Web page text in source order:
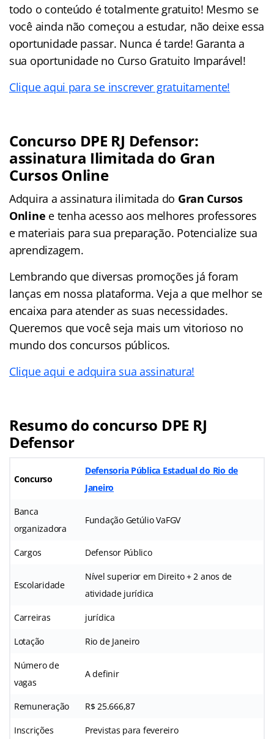
todo o conteúdo é totalmente gratuito! Mesmo se
você ainda não começou a estudar, não deixe essa
oportunidade passar. Nunca é tarde! Garanta a
sua oportunidade no Curso Gratuito Imparável!
Clique aqui para se inscrever gratuitamente!
Concurso DPE RJ Defensor:
assinatura Ilimitada do Gran
Cursos Online
Adquira a assinatura ilimitada do Gran Cursos
Online e tenha acesso aos melhores professores
e materiais para sua preparação. Potencialize sua
aprendizagem.
Lembrando que diversas promoções já foram
lanças em nossa plataforma. Veja a que melhor se
encaixa para atender as suas necessidades.
Queremos que você seja mais um vitorioso no
mundo dos concursos públicos.
Clique aqui e adquira sua assinatura!
Resumo do concurso DPE RJ
Defensor
Concurso
Defensoria Pública Estadual do Rio de
Janeiro
Banca
organizadora
Fundação Getúlio VaFGV
Cargos Defensor Público
Escolaridade
Nível superior em Direito + 2 anos de
atividade jurídica
Carreiras jurídica
Lotação Rio de Janeiro
Número de
vagas
A definir
Remuneração R$ 25.666,87
Inscrições Previstas para fevereiro